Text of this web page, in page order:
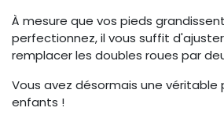
À mesure que vos pieds
perfectionnez, il vous suffit
remplacer les doubles roues par
Vous avez désormais une véritable
enfants !